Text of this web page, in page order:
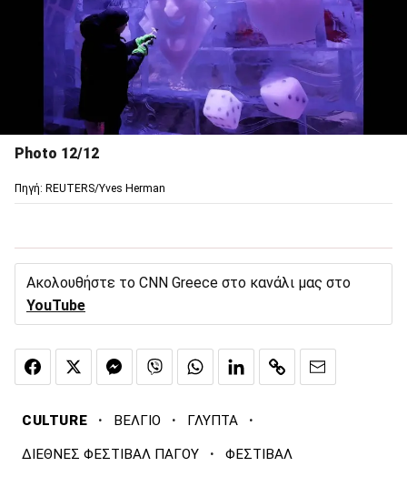
Photo 12/12
Πηγή: REUTERS/Yves Herman
Ακολουθήστε το CNN Greece στο κανάλι μας στο
YouTube
CULTURE · ΒΕΛΓΙΟ · ΓΛΥΠΤΑ ·
ΔΙΕΘΝΕΣ ΦΕΣΤΙΒΑΛ ΠΑΓΟΥ · ΦΕΣΤΙΒΑΛ